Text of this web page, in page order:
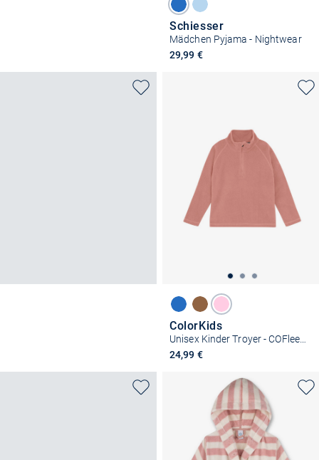
Schiesser
Mädchen Pyjama - Nightwear
29,99 €
ColorKids
Unisex Kinder Troyer - COFleece Pullover
24,99 €